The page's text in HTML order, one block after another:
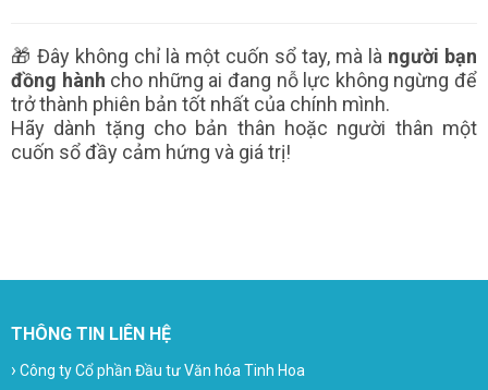
🎁 Đây không chỉ là một cuốn sổ tay, mà là người bạn
đồng hành cho những ai đang nỗ lực không ngừng để
trở thành phiên bản tốt nhất của chính mình.
Hãy dành tặng cho bản thân hoặc người thân một
cuốn sổ đầy cảm hứng và giá trị!
THÔNG TIN LIÊN HỆ
› Công ty Cổ phần Đầu tư Văn hóa Tinh Hoa